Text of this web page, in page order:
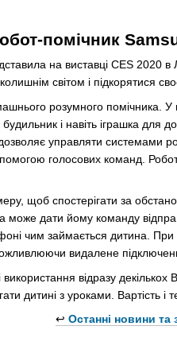
помічник
на виставці CES 2020 в
світом і підкорятися
розумного помічника. У
будильник і навіть іграшка
управляти системами
голосових команд.
щоб спостерігати за
може дати йому команду
чим займається дитина. При
видалене
відразу
дитині з уроками. Вартість і
↩️Останні новини та